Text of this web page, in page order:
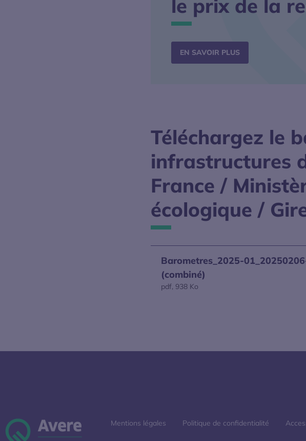
le prix de la
EN SAVOIR PLUSS’OUVRE DANS
Téléchargez le
infrastructures
France /
écologique /
Barometres_2025-
(combiné)
pdf, 938 Ko
Mentions légales Politique de confidentialité